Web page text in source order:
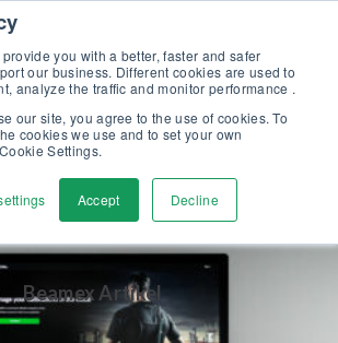
you with a better, faster and safer
our business. Different cookies are used to
analyze the traffic and monitor performance .
our site, you agree to the use of cookies. To
cookies we use and to set your own
Settings.
Accept Decline
(eBook) – jetzt kostenlos herunterladen!
Kontaktieren
Beamex Artikel